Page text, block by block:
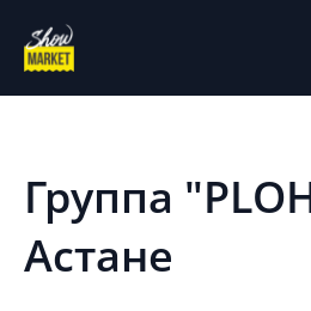
Группа
Астане